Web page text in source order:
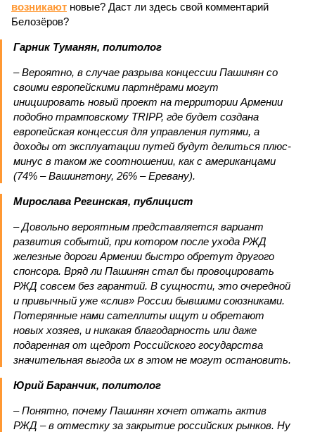
возникают новые? Даст ли здесь свой комментарий
Белозёров?
Гарник Туманян, политолог
– Вероятно, в случае разрыва концессии Пашинян со
своими европейскими партнёрами могут
инициировать новый проект на территории Армении
подобно трамповскому TRIPP, где будет создана
европейская концессия для управления путями, а
доходы от эксплуатации путей будут делиться плюс-
минус в таком же соотношении, как с американцами
(74% – Вашингтону, 26% – Еревану).
Мирослава Регинская, публицист
– Довольно вероятным представляется вариант
развития событий, при котором после ухода РЖД
железные дороги Армении быстро обретут другого
спонсора. Вряд ли Пашинян стал бы провоцировать
РЖД совсем без гарантий. В сущности, это очередной
и привычный уже «слив» России бывшими союзниками.
Потерянные нами сателлиты ищут и обретают
новых хозяев, и никакая благодарность или даже
подаренная от щедрот Российского государства
значительная выгода их в этом не могут остановить.
Юрий Баранчик, политолог
– Понятно, почему Пашинян хочет отжать актив
РЖД – в отместку за закрытие российских рынков. Ну